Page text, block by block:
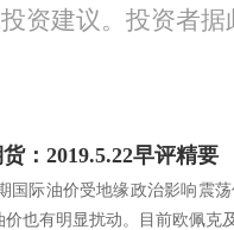
资建议。投资者
：2019.5.22早评精要
国际油价受地缘政治影响震
价也有明显扰动。目前欧佩克